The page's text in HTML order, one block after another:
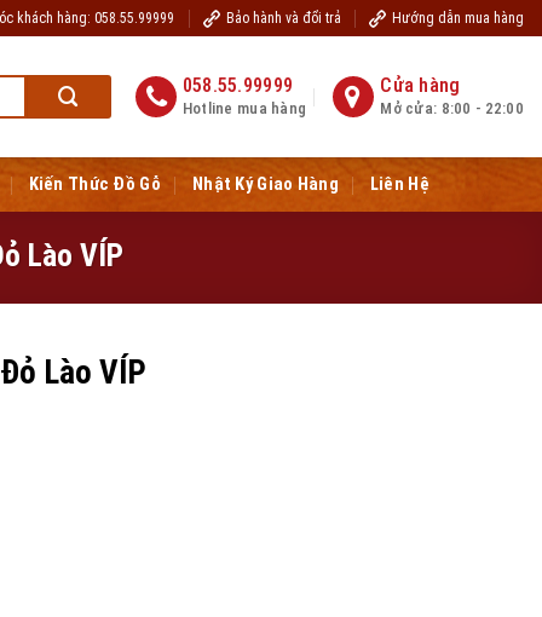
quý khách hàng sức khỏe, hạnh phúc, tài lộcwww.dogobaoloc.vn
khách hàng: 058.55.99999 Bảo hành và đổi trả Hướng dẫn mua hàng
058.55.99999
Hotline mua hàng
Cửa hàng
Mở cửa: 8:00 - 22:00
Kiến Thức Đồ Gỗ Nhật Ký Giao Hàng Liên Hệ
Lào VÍP
Lào VÍP